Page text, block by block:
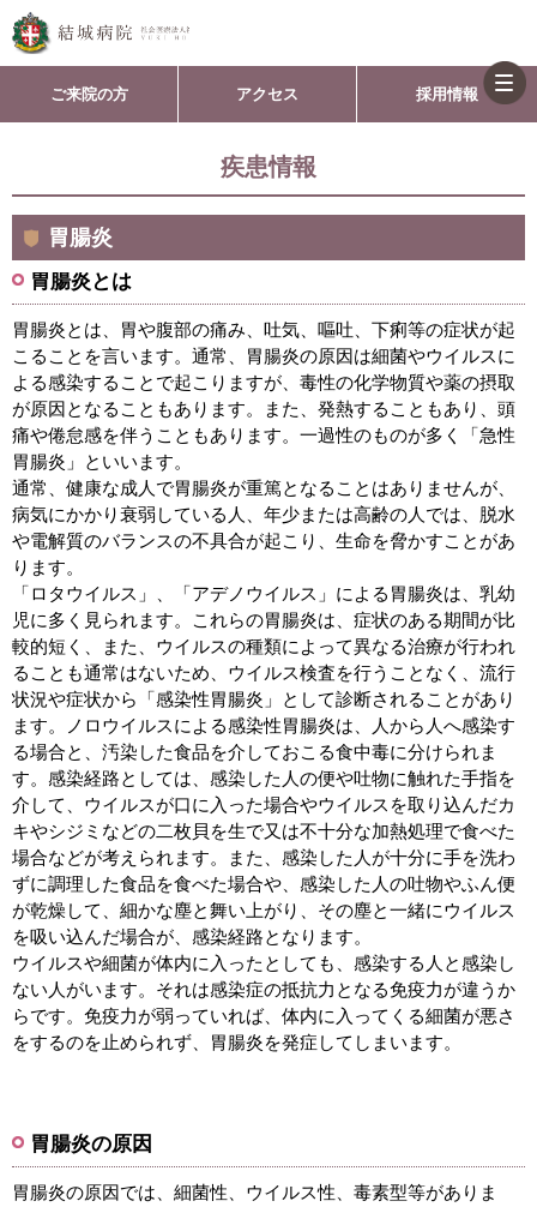
ご来院の方 アクセス 採用情報
疾患情報
胃腸炎
胃腸炎とは
胃腸炎とは、胃や腹部の痛み、吐気、嘔吐、下痢等の症状が起
こることを言います。通常、胃腸炎の原因は細菌やウイルスに
よる感染することで起こりますが、毒性の化学物質や薬の摂取
が原因となることもあります。また、発熱することもあり、頭
痛や倦怠感を伴うこともあります。一過性のものが多く「急性
胃腸炎」といいます。
通常、健康な成人で胃腸炎が重篤となることはありませんが、
病気にかかり衰弱している人、年少または高齢の人では、脱水
や電解質のバランスの不具合が起こり、生命を脅かすことがあ
ります。
「ロタウイルス」、「アデノウイルス」による胃腸炎は、乳幼
児に多く見られます。これらの胃腸炎は、症状のある期間が比
較的短く、また、ウイルスの種類によって異なる治療が行われ
ることも通常はないため、ウイルス検査を行うことなく、流行
状況や症状から「感染性胃腸炎」として診断されることがあり
ます。ノロウイルスによる感染性胃腸炎は、人から人へ感染す
る場合と、汚染した食品を介しておこる食中毒に分けられま
す。感染経路としては、感染した人の便や吐物に触れた手指を
介して、ウイルスが口に入った場合やウイルスを取り込んだカ
キやシジミなどの二枚貝を生で又は不十分な加熱処理で食べた
場合などが考えられます。また、感染した人が十分に手を洗わ
ずに調理した食品を食べた場合や、感染した人の吐物やふん便
が乾燥して、細かな塵と舞い上がり、その塵と一緒にウイルス
を吸い込んだ場合が、感染経路となります。
ウイルスや細菌が体内に入ったとしても、感染する人と感染し
ない人がいます。それは感染症の抵抗力となる免疫力が違うか
らです。免疫力が弱っていれば、体内に入ってくる細菌が悪さ
をするのを止められず、胃腸炎を発症してしまいます。
胃腸炎の原因
胃腸炎の原因では、細菌性、ウイルス性、毒素型等がありま